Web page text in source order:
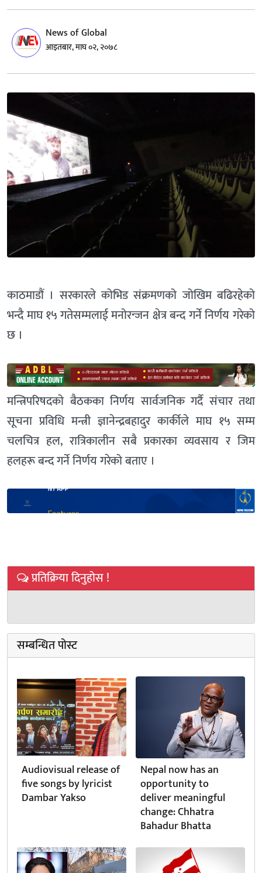
News of Global
आइतबार, माघ ०२, २०७८
काठमाडौं । सरकारले कोभिड संक्रमणको जोखिम बढिरहेको
भन्दै माघ १५ गतेसम्मलाई मनोरन्जन क्षेत्र बन्द गर्ने निर्णय गरेको
छ ।
मन्त्रिपरिषदको बैठकका निर्णय सार्वजनिक गर्दै संचार तथा
सूचना प्रविधि मन्त्री ज्ञानेन्द्रबहादुर कार्कीले माघ १५ सम्म
चलचित्र हल, रात्रिकालीन सबै प्रकारका व्यवसाय र जिम
हलहरू बन्द गर्ने निर्णय गरेको बताए ।
प्रतिक्रिया दिनुहोस !
सम्बन्धित पोस्ट
Audiovisual release of
five songs by lyricist
Dambar Yakso
Nepal now has an
opportunity to
deliver meaningful
change: Chhatra
Bahadur Bhatta